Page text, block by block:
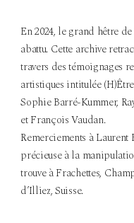
En 2024, le grand hêtre
abattu. Cette archive
travers des témoignages
artistiques intitulée
Sophie Barré-Kummer,
et François Vaudan.
Remerciements à
précieuse à la
trouve à Frachettes,
d’Illiez, Suisse.